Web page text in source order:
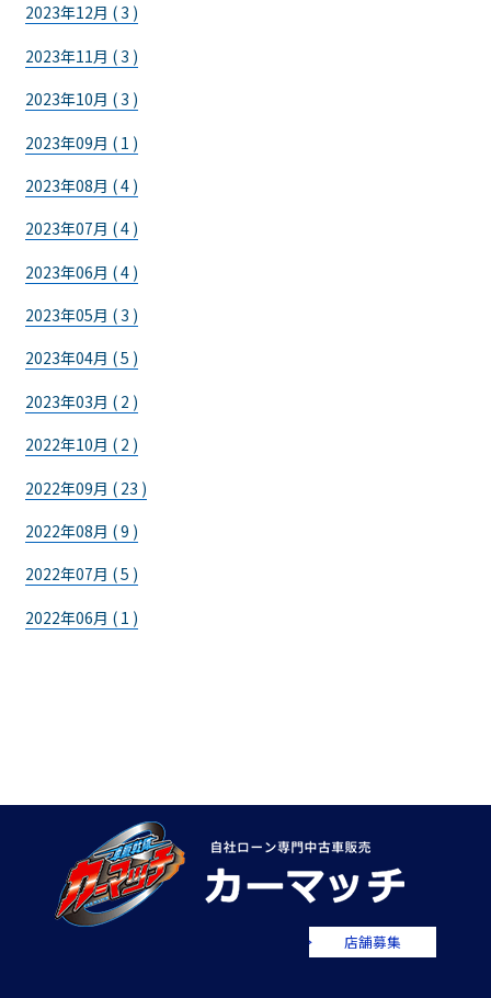
2023年12月 ( 3 )
2023年11月 ( 3 )
2023年10月 ( 3 )
2023年09月 ( 1 )
2023年08月 ( 4 )
2023年07月 ( 4 )
2023年06月 ( 4 )
2023年05月 ( 3 )
2023年04月 ( 5 )
2023年03月 ( 2 )
2022年10月 ( 2 )
2022年09月 ( 23 )
2022年08月 ( 9 )
2022年07月 ( 5 )
2022年06月 ( 1 )
店舗募集